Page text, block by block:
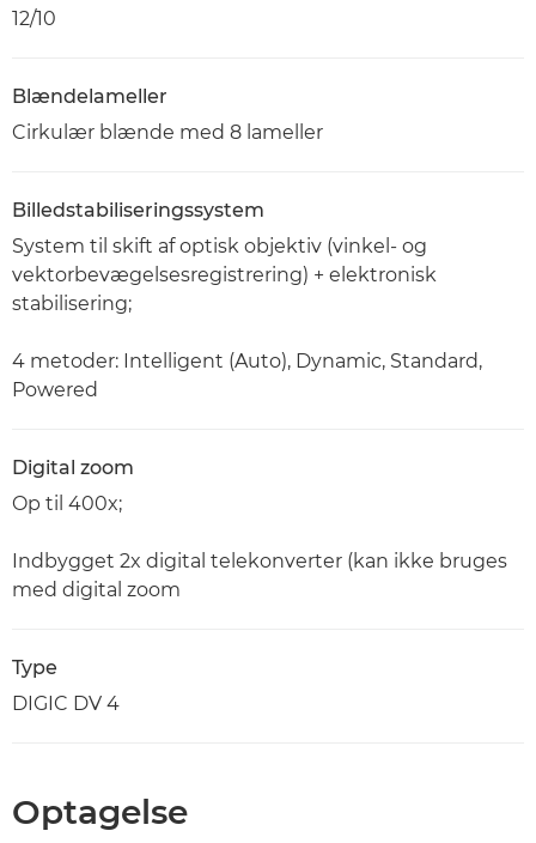
12/10
Blændelameller
Cirkulær blænde med 8 lameller
Billedstabiliseringssystem
System til skift af optisk objektiv (vinkel- og
vektorbevægelsesregistrering) + elektronisk
stabilisering;
4 metoder: Intelligent (Auto), Dynamic, Standard,
Powered
Digital zoom
Op til 400x;
Indbygget 2x digital telekonverter (kan ikke bruges
med digital zoom
Type
DIGIC DV 4
Optagelse